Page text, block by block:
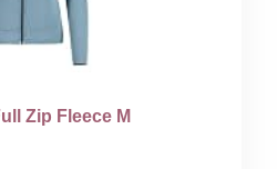
Zip Fleece M